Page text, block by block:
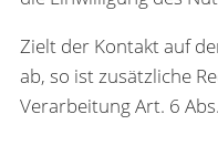
Zielt der Kontakt auf
ab, so ist zusätzliche
Verarbeitung Art. 6